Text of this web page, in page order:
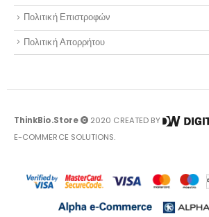
Πολιτική Επιστροφών
Πολιτική Απορρήτου
ThinkBio.Store 2020 CREATED BY
E-COMMERCE SOLUTIONS.